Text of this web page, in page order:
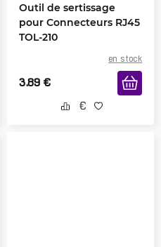
Outil de sertissage
pour Connecteurs RJ45
TOL-210
en stock
3.89 €